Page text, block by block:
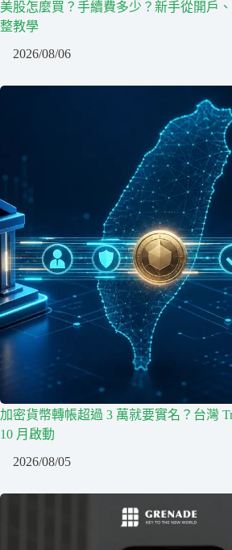
美股怎麼買？手續費多少？新手從開戶
整教學
2026/08/06
加密貨幣轉帳超過 3 萬就要實名？台灣
10 月啟動
2026/08/05